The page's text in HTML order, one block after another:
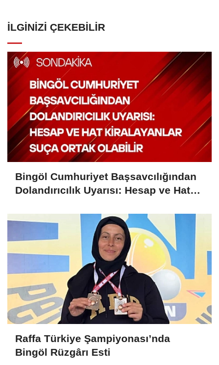
İLGINIZI ÇEKEBILIR
Bingöl Cumhuriyet Başsavcılığından
Dolandırıcılık Uyarısı: Hesap ve Hat
Raffa Türkiye Şampiyonası’nda
Bingöl Rüzgârı Esti